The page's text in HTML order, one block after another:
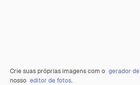
Crie suas próprias imagens com o gerador
nosso editor de fotos.